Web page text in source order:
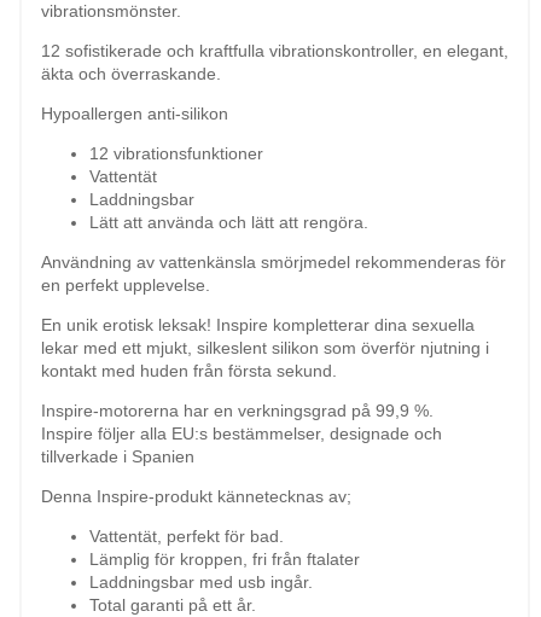
vibrationsmönster.
12 sofistikerade och kraftfulla vibrationskontroller, en elegant,
äkta och överraskande.
Hypoallergen anti-silikon
12 vibrationsfunktioner
Vattentät
Laddningsbar
Lätt att använda och lätt att rengöra.
Användning av vattenkänsla smörjmedel rekommenderas för
en perfekt upplevelse.
En unik erotisk leksak! Inspire kompletterar dina sexuella
lekar med ett mjukt, silkeslent silikon som överför njutning i
kontakt med huden från första sekund.
Inspire-motorerna har en verkningsgrad på 99,9 %.
Inspire följer alla EU:s bestämmelser, designade och
tillverkade i Spanien
Denna Inspire-produkt kännetecknas av;
Vattentät, perfekt för bad.
Lämplig för kroppen, fri från ftalater
Laddningsbar med usb ingår.
Total garanti på ett år.